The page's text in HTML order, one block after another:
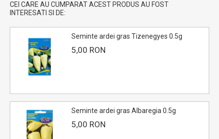
CEI CARE AU CUMPARAT ACEST PRODUS AU FOST
INTERESATI SI DE:
Seminte ardei gras Tizenegyes 0.5g
5,00 RON
Seminte ardei gras Albaregia 0.5g
5,00 RON